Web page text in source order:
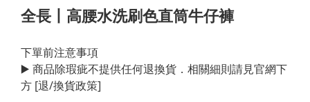
全長丨高腰水洗刷色直筒牛仔褲
下單前注意事項
▶️ 商品除瑕疵不提供任何退換貨．相關細則請見官網下
方 [退/換貨政策]